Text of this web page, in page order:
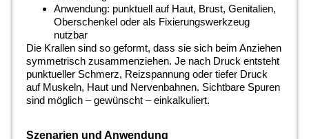
Anwendung: punktuell auf Haut, Brust, Genitalien,
Oberschenkel oder als Fixierungswerkzeug
nutzbar
Die Krallen sind so geformt, dass sie sich beim Anziehen
symmetrisch zusammenziehen. Je nach Druck entsteht
punktueller Schmerz, Reizspannung oder tiefer Druck
auf Muskeln, Haut und Nervenbahnen. Sichtbare Spuren
sind möglich – gewünscht – einkalkuliert.
Szenarien und Anwendung